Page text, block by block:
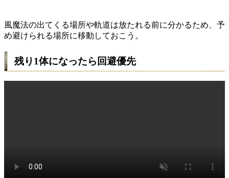
風魔法の出てくる場所や軌道は放たれる前に分かるため、予
め避けられる場所に移動しておこう。
残り1体になったら回避優先